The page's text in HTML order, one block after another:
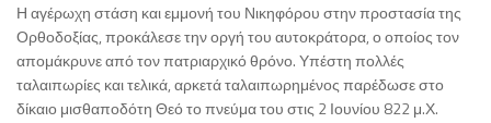
Η αγέρωχη στάση και εμμονή του Νικηφόρου στην προστασία της
Ορθοδοξίας, προκάλεσε την οργή του αυτοκράτορα, ο οποίος τον
απομάκρυνε από τον πατριαρχικό θρόνο. Υπέστη πολλές
ταλαιπωρίες και τελικά, αρκετά ταλαιπωρημένος παρέδωσε στο
δίκαιο μισθαποδότη Θεό το πνεύμα του στις 2 Ιουνίου 822 μ.Χ.